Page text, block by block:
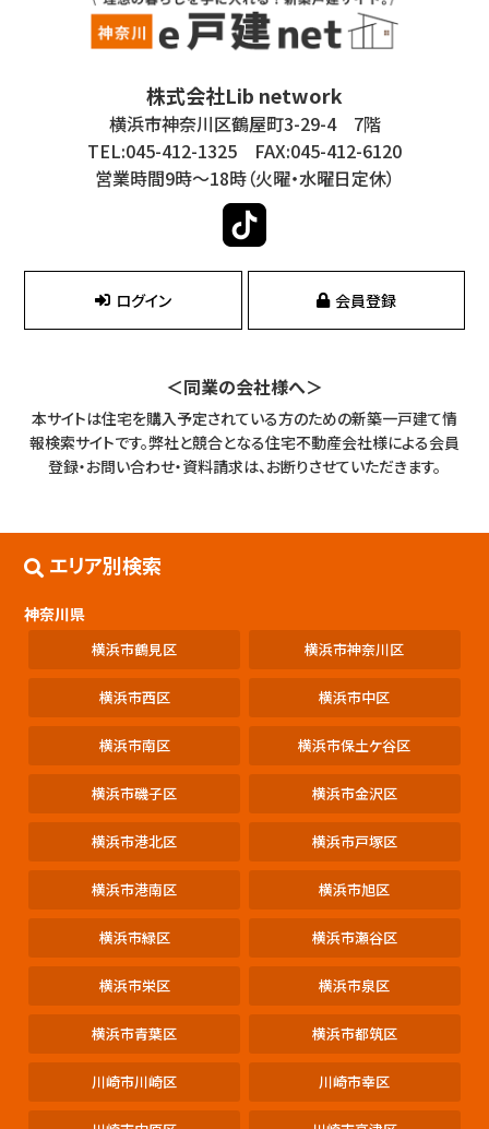
株式会社Lib network
横浜市神奈川区鶴屋町3-29-4 7階
TEL:045-412-1325 FAX:045-412-6120
営業時間9時～18時（火曜・水曜日定休）
ログイン 会員登録
＜同業の会社様へ＞
本サイトは住宅を購入予定されている方のための新築一戸建て情
報検索サイトです。弊社と競合となる住宅不動産会社様による会員
登録・お問い合わせ・資料請求は、お断りさせていただきます。
エリア別検索
神奈川県
横浜市鶴見区 横浜市神奈川区
横浜市西区 横浜市中区
横浜市南区 横浜市保土ケ谷区
横浜市磯子区 横浜市金沢区
横浜市港北区 横浜市戸塚区
横浜市港南区 横浜市旭区
横浜市緑区 横浜市瀬谷区
横浜市栄区 横浜市泉区
横浜市青葉区 横浜市都筑区
川崎市川崎区 川崎市幸区